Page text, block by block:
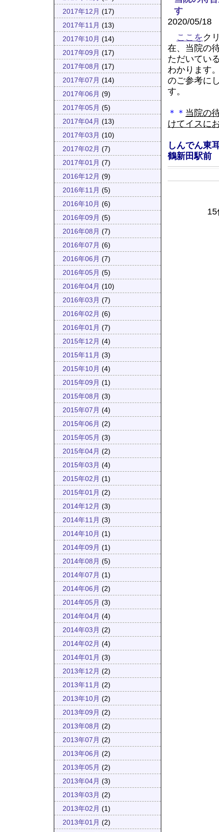
2017年12月 (17)
2017年11月 (13)
2017年10月 (14)
2017年09月 (17)
2017年08月 (17)
2017年07月 (14)
2017年06月 (9)
2017年05月 (5)
2017年04月 (13)
2017年03月 (10)
2017年02月 (7)
2017年01月 (7)
2016年12月 (9)
2016年11月 (5)
2016年10月 (6)
2016年09月 (5)
2016年08月 (7)
2016年07月 (6)
2016年06月 (7)
2016年05月 (5)
2016年04月 (10)
2016年03月 (7)
2016年02月 (6)
2016年01月 (7)
2015年12月 (4)
2015年11月 (3)
2015年10月 (4)
2015年09月 (1)
2015年08月 (3)
2015年07月 (4)
2015年06月 (2)
2015年05月 (3)
2015年04月 (2)
2015年03月 (4)
2015年02月 (1)
2015年01月 (2)
2014年12月 (3)
2014年11月 (3)
2014年10月 (1)
2014年09月 (1)
2014年08月 (5)
2014年07月 (1)
2014年06月 (2)
2014年05月 (3)
2014年04月 (4)
2014年03月 (2)
2014年02月 (4)
2014年01月 (3)
2013年12月 (2)
2013年11月 (2)
2013年10月 (2)
2013年09月 (2)
2013年08月 (2)
2013年07月 (2)
2013年06月 (2)
2013年05月 (2)
2013年04月 (3)
2013年03月 (2)
2013年02月 (1)
2013年01月 (2)
す
2020/05/18
ここを ク
在、当院の
ただいてい
わかります
のご参考に
す。
＊＊ 当院の
けてイスに
しんでん東
鶴新田駅前